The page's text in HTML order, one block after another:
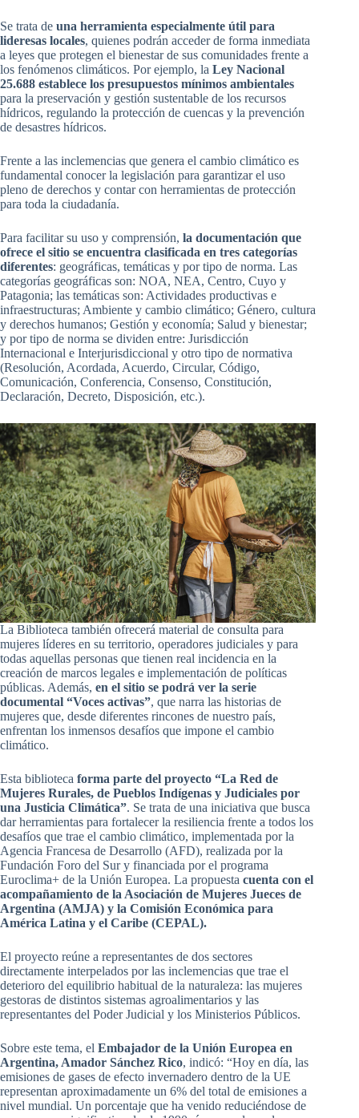
Se trata de una herramienta especialmente útil para
lideresas locales, quienes podrán acceder de forma inmediata
a leyes que protegen el bienestar de sus comunidades frente a
los fenómenos climáticos. Por ejemplo, la Ley Nacional
25.688 establece los presupuestos mínimos ambientales
para la preservación y gestión sustentable de los recursos
hídricos, regulando la protección de cuencas y la prevención
de desastres hídricos.
Frente a las inclemencias que genera el cambio climático es
fundamental conocer la legislación para garantizar el uso
pleno de derechos y contar con herramientas de protección
para toda la ciudadanía.
Para facilitar su uso y comprensión, la documentación que
ofrece el sitio se encuentra clasificada en tres categorías
diferentes: geográficas, temáticas y por tipo de norma. Las
categorías geográficas son: NOA, NEA, Centro, Cuyo y
Patagonia; las temáticas son: Actividades productivas e
infraestructuras; Ambiente y cambio climático; Género, cultura
y derechos humanos; Gestión y economía; Salud y bienestar;
y por tipo de norma se dividen entre: Jurisdicción
Internacional e Interjurisdiccional y otro tipo de normativa
(Resolución, Acordada, Acuerdo, Circular, Código,
Comunicación, Conferencia, Consenso, Constitución,
Declaración, Decreto, Disposición, etc.).
La Biblioteca también ofrecerá material de consulta para
mujeres líderes en su territorio, operadores judiciales y para
todas aquellas personas que tienen real incidencia en la
creación de marcos legales e implementación de políticas
públicas. Además, en el sitio se podrá ver la serie
documental “Voces activas”, que narra las historias de
mujeres que, desde diferentes rincones de nuestro país,
enfrentan los inmensos desafíos que impone el cambio
climático.
Esta biblioteca forma parte del proyecto “La Red de
Mujeres Rurales, de Pueblos Indígenas y Judiciales por
una Justicia Climática”. Se trata de una iniciativa que busca
dar herramientas para fortalecer la resiliencia frente a todos los
desafíos que trae el cambio climático, implementada por la
Agencia Francesa de Desarrollo (AFD), realizada por la
Fundación Foro del Sur y financiada por el programa
Euroclima+ de la Unión Europea. La propuesta cuenta con el
acompañamiento de la Asociación de Mujeres Jueces de
Argentina (AMJA) y la Comisión Económica para
América Latina y el Caribe (CEPAL).
El proyecto reúne a representantes de dos sectores
directamente interpelados por las inclemencias que trae el
deterioro del equilibrio habitual de la naturaleza: las mujeres
gestoras de distintos sistemas agroalimentarios y las
representantes del Poder Judicial y los Ministerios Públicos.
Sobre este tema, el Embajador de la Unión Europea en
Argentina, Amador Sánchez Rico, indicó: “Hoy en día, las
emisiones de gases de efecto invernadero dentro de la UE
representan aproximadamente un 6% del total de emisiones a
nivel mundial. Un porcentaje que ha venido reduciéndose de